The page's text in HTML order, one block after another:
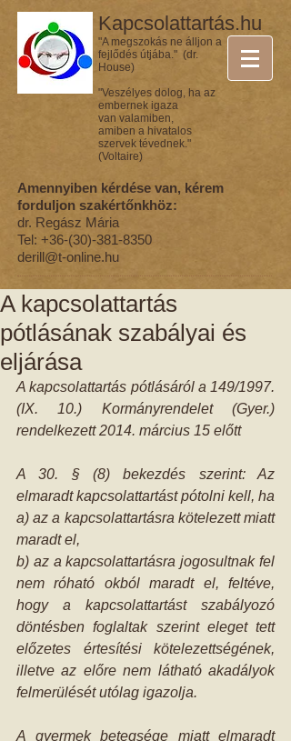
Kapcsolattartás.hu
"A megszokás ne álljon a
fejlődés útjába." (dr.
House)
"Veszélyes dolog, ha az
embernek igaza
van valamiben,
amiben a hivatalos
szervek tévednek."
(Voltaire)
Amennyiben kérdése van, kérem
forduljon szakértőnkhöz:
dr. Regász Mária
Tel: +36-(30)-381-8350
derill@t-online.hu
A kapcsolattartás
pótlásának szabályai és
eljárása
A kapcsolattartás pótlásáról a 149/1997.
(IX. 10.) Kormányrendelet (Gyer.)
rendelkezett 2014. március 15 előtt
A 30. § (8) bekezdés szerint: Az
elmaradt kapcsolattartást pótolni kell, ha
a) az a kapcsolattartásra kötelezett miatt
maradt el,
b) az a kapcsolattartásra jogosultnak fel
nem róható okból maradt el, feltéve,
hogy a kapcsolattartást szabályozó
döntésben foglaltak szerint eleget tett
előzetes értesítési kötelezettségének,
illetve az előre nem látható akadályok
felmerülését utólag igazolja.
A gyermek betegsége miatt elmaradt